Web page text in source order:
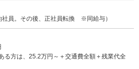
社員。その後、正社員転換 ※同給与）
る方は、25.2万円～＋交通費全額＋残業代全